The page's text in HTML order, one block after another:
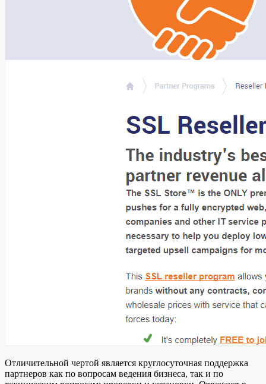
Отличительной чертой является круглосуточная поддержка
партнеров как по вопросам ведения бизнеса, так и по